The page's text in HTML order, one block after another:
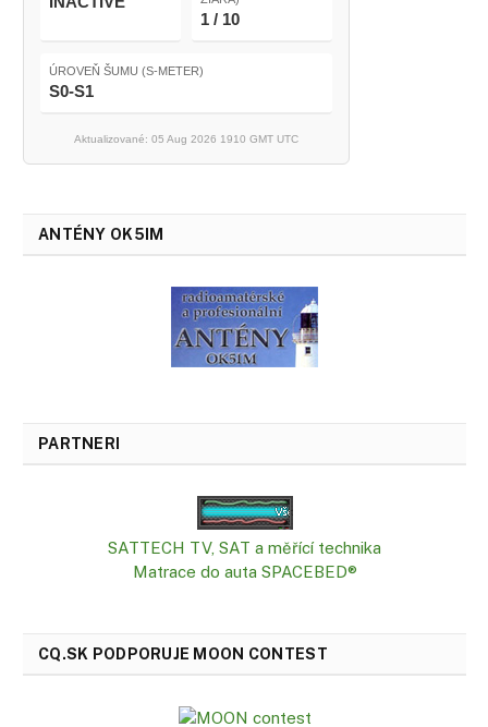
1 / 10
ÚROVEŇ ŠUMU (S-METER)
S0-S1
Aktualizované: 05 Aug 2026 1910 GMT UTC
ANTÉNY OK5IM
PARTNERI
SATTECH TV, SAT a měřící technika
Matrace do auta SPACEBED®
CQ.SK PODPORUJE MOON CONTEST